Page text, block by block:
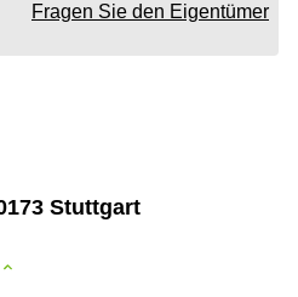
Fragen Sie den Eigentümer
Stuttgart